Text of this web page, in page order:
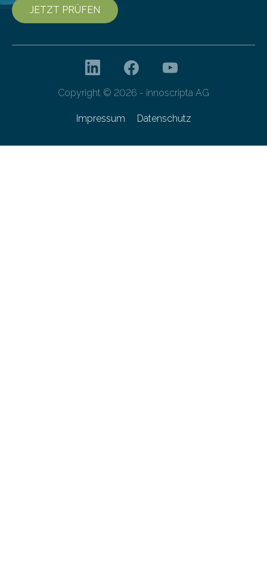
JETZT PRÜFEN
Copyright © 2026 - innoscripta AG
Impressum Datenschutz